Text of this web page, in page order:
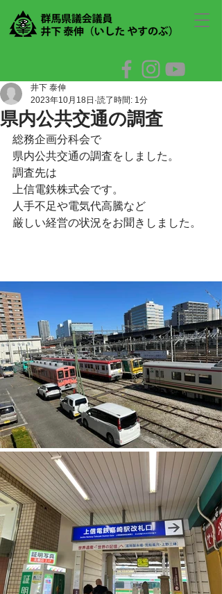
県内公共交通の調査
井下 泰伸
2023年10月18日 読了時間: 1分
総務企画分科会で
県内公共交通の調査をしました。
調査先は
上信電鉄株式会です。
人手不足や電気代高騰など
厳しい経営の状況をお聞きしました。